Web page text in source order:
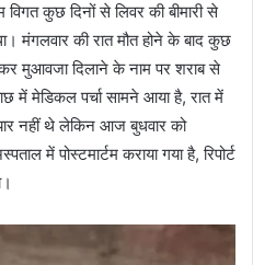
कुछ दिनों से लिवर की बीमारी से
मंगलवार की रात मौत होने के बाद कुछ
मुआवजा दिलाने के नाम पर शराब से
में मेडिकल पर्चा सामने आया है, रात में
नहीं थे लेकिन आज बुधवार को
में पोस्टमार्टम कराया गया है, रिपोर्ट